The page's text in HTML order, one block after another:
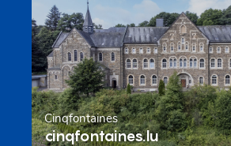
Cinqfontaines
cinqfontaines.lu